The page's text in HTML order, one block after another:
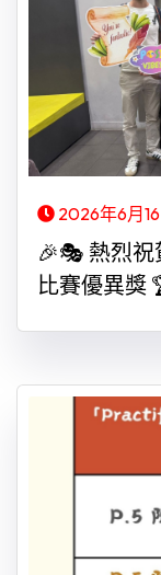
2026年6月16
🎉🎭 熱烈
比賽優異獎